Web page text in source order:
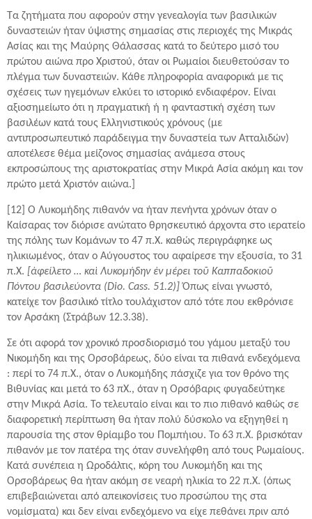
Τα ζητήματα που αφορούν στην γενεαλογία των βασιλικών
δυναστειών ήταν ύψιστης σημασίας στις περιοχές της Μικράς
Ασίας και της Μαύρης Θάλασσας κατά το δεύτερο μισό του
πρώτου αιώνα προ Χριστού, όταν οι Ρωμαίοι διευθετούσαν το
πλέγμα των δυναστειών. Κάθε πληροφορία αναφορικά με τις
σχέσεις των ηγεμόνων ελκύει το ιστορικό ενδιαφέρον. Είναι
αξιοσημείωτο ότι η πραγματική ή η φανταστική σχέση των
βασιλέων κατά τους Ελληνιστικούς χρόνους (με
αντιπροσωπευτικό παράδειγμα την δυναστεία των Ατταλιδών)
αποτέλεσε θέμα μείζονος σημασίας ανάμεσα στους
εκπροσώπους της αριστοκρατίας στην Μικρά Ασία ακόμη και τον
πρώτο μετά Χριστόν αιώνα.]
[12] Ο Λυκομήδης πιθανόν να ήταν πενήντα χρόνων όταν ο
Καίσαρας τον διόρισε ανώτατο θρησκευτικό άρχοντα στο ιερατείο
της πόλης των Κομάνων το 47 π.Χ. καθώς περιγράφηκε ως
ηλικιωμένος, όταν ο Αύγουστος του αφαίρεσε την εξουσία, το 31
π.Χ. [ἀφείλετο … καὶ Λυκομήδην ἐν μέρει τοῦ Καππαδοκιοῦ
Πόντου βασιλεύοντα (Dio. Cass. 51.2)]Όπως είναι γνωστό,
κατείχε τον βασιλικό τίτλο τουλάχιστον από τότε που εκθρόνισε
τον Αρσάκη (Στράβων 12.3.38).
Σε ότι αφορά τον χρονικό προσδιορισμό του γάμου μεταξύ του
Νικομήδη και της Ορσοβάρεως, δύο είναι τα πιθανά ενδεχόμενα
: περί το 74 π.Χ., όταν ο Λυκομήδης πάσχιζε για τον θρόνο της
Βιθυνίας και μετά το 63 πΧ., όταν η Ορσόβαρις φυγαδεύτηκε
στην Μικρά Ασία. Το τελευταίο είναι και το πιο πιθανό καθώς σε
διαφορετική περίπτωση θα ήταν πολύ δύσκολο να εξηγηθεί η
παρουσία της στον θρίαμβο του Πομπήιου. Το 63 π.Χ. βρισκόταν
πιθανόν με τον πατέρα της όταν συνελήφθη από τους Ρωμαίους.
Κατά συνέπεια η Ωροδάλτις, κόρη του Λυκομήδη και της
Ορσοβάρεως θα ήταν ακόμη σε νεαρή ηλικία το 22 π.Χ. (όπως
επιβεβαιώνεται από απεικονίσεις τυο προσώπου της στα
νομίσματα) και δεν είναι ενδεχόμενο να είχε πεθάνει πριν από